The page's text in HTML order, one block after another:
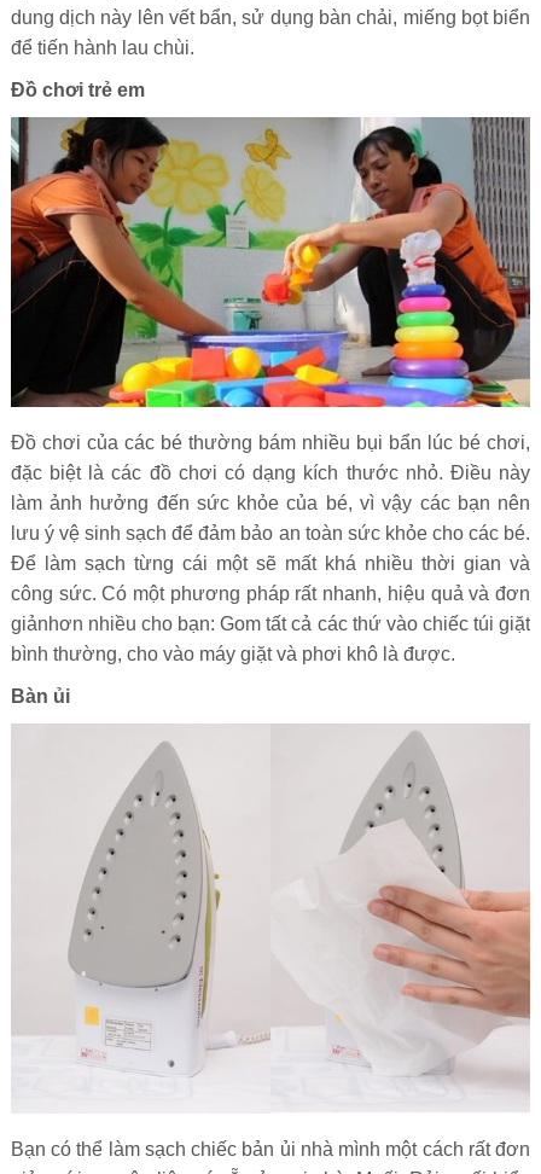
dung dịch này lên vết bẩn, sử dụng bàn chải, miếng bọt biển
để tiến hành lau chùi.
Đồ chơi trẻ em
Đồ chơi của các bé thường bám nhiều bụi bẩn lúc bé chơi,
đặc biệt là các đồ chơi có dạng kích thước nhỏ. Điều này
làm ảnh hưởng đến sức khỏe của bé, vì vậy các bạn nên
lưu ý vệ sinh sạch để đảm bảo an toàn sức khỏe cho các bé.
Để làm sạch từng cái một sẽ mất khá nhiều thời gian và
công sức. Có một phương pháp rất nhanh, hiệu quả và đơn
giảnhơn nhiều cho bạn: Gom tất cả các thứ vào chiếc túi giặt
bình thường, cho vào máy giặt và phơi khô là được.
Bàn ủi
Bạn có thể làm sạch chiếc bản ủi nhà mình một cách rất đơn